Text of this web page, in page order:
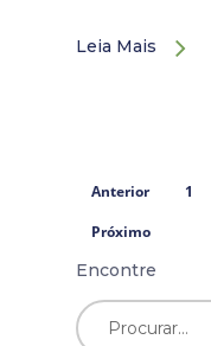
Leia Mais
Anterior 1
Próximo
Encontre